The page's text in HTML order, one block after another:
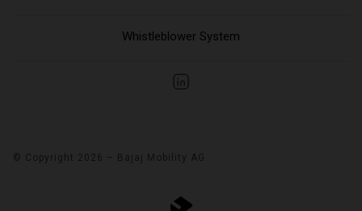
© Copyright 2026 – Bajaj Mobility AG
Whistleblower System